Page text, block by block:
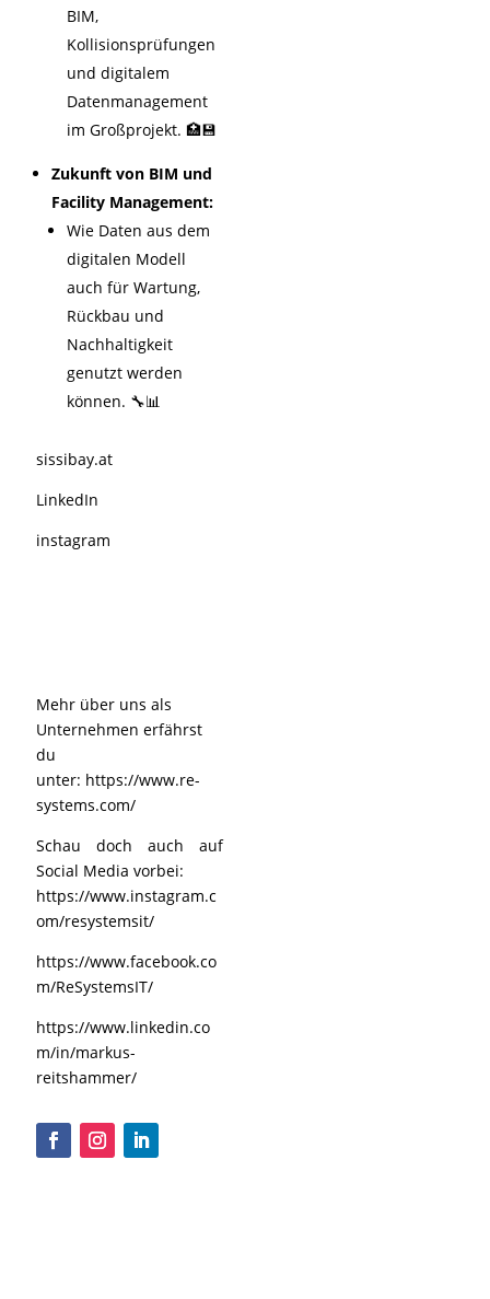
BIM,
Kollisionsprüfungen
und digitalem
Datenmanagement
im Großprojekt. 🏥💾
Zukunft von BIM und
Facility Management:
Wie Daten aus dem
digitalen Modell
auch für Wartung,
Rückbau und
Nachhaltigkeit
genutzt werden
können. 🔧📊
sissibay.at
LinkedIn
instagram
Mehr über uns als
Unternehmen erfährst
du
unter: https://www.re-
systems.com/
Schau doch auch auf
Social Media vorbei:
https://www.instagram.c
om/resystemsit/
https://www.facebook.co
m/ReSystemsIT/
https://www.linkedin.co
m/in/markus-
reitshammer/